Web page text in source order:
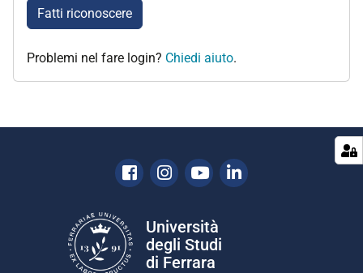
Fatti riconoscere
Problemi nel fare login? Chiedi aiuto.
Facebook
Instagram
YoutubeLinkedin
Università
degli Studi
di Ferrara